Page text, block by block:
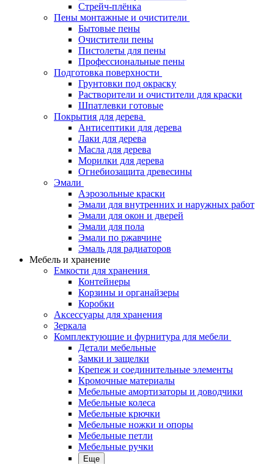
Стрейч-плёнка
Пены монтажные и очистители
Бытовые пены
Очистители пены
Пистолеты для пены
Профессиональные пены
Подготовка поверхности
Грунтовки под окраску
Растворители и очистители для краски
Шпатлевки готовые
Покрытия для дерева
Антисептики для дерева
Лаки для дерева
Масла для дерева
Морилки для дерева
Огнебиозащита древесины
Эмали
Аэрозольные краски
Эмали для внутренних и наружных работ
Эмали для окон и дверей
Эмали для пола
Эмали по ржавчине
Эмаль для радиаторов
Мебель и хранение
Емкости для хранения
Контейнеры
Корзины и органайзеры
Коробки
Аксессуары для хранения
Зеркала
Комплектующие и фурнитура для мебели
Детали мебельные
Замки и защелки
Крепеж и соединительные элементы
Кромочные материалы
Мебельные амортизаторы и доводчики
Мебельные колеса
Мебельные крючки
Мебельные ножки и опоры
Мебельные петли
Мебельные ручки
Еще